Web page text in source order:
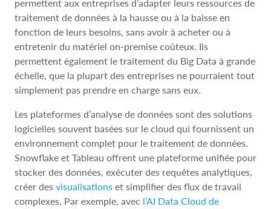
permettent aux entreprises d’adapter leurs ressources de
traitement de données à la hausse ou à la baisse en
fonction de leurs besoins, sans avoir à acheter ou à
entretenir du matériel on-premise coûteux. Ils
permettent également le traitement du Big Data à grande
échelle, que la plupart des entreprises ne pourraient tout
simplement pas prendre en charge sans eux.
Les plateformes d’analyse de données sont des solutions
logicielles souvent basées sur le cloud qui fournissent un
environnement complet pour le traitement de données.
Snowflake et Tableau offrent une plateforme unifiée pour
stocker des données, exécuter des requêtes analytiques,
créer des visualisations et simplifier des flux de travail
complexes. Par exemple, avec l’AI Data Cloud de